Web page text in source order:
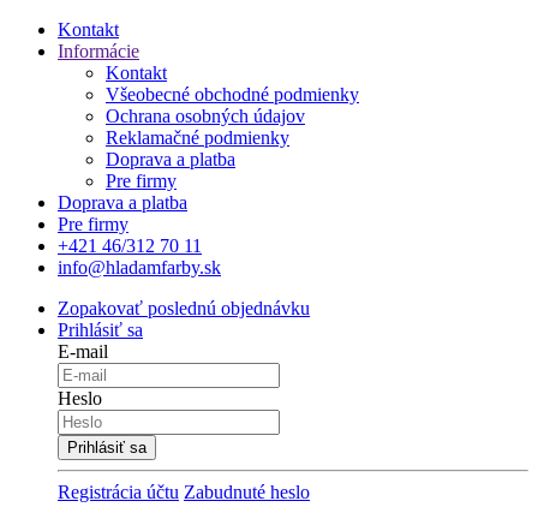
Kontakt
Informácie
Kontakt
Všeobecné obchodné podmienky
Ochrana osobných údajov
Reklamačné podmienky
Doprava a platba
Pre firmy
Doprava a platba
Pre firmy
+421 46/312 70 11
info@hladamfarby.sk
Zopakovať poslednú objednávku
Prihlásiť sa
E-mail
Heslo
Registrácia účtu Zabudnuté heslo